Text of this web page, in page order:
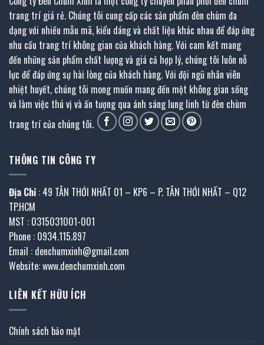
trang trí giá rẻ. Chúng tôi cung cấp các sản phẩm đèn chùm đa
dạng với nhiều mẫu mã, kiểu dáng và chất liệu khác nhau để đáp ứng
nhu cầu trang trí không gian của khách hàng. Với cam kết mang
đến những sản phẩm chất lượng và giá cả hợp lý, chúng tôi luôn nỗ
lực để đáp ứng sự hài lòng của khách hàng. Với đội ngũ nhân viên
nhiệt huyết, chúng tôi mong muốn mang đến một không gian sống
và làm việc thú vị và ấn tượng qua ánh sáng lung linh từ đèn chùm
trang trí của chúng tôi.
THÔNG TIN CÔNG TY
Địa Chỉ : 49 TÂN THỚI NHẤT 01 – KP6 – P. TÂN THỚI NHẤT – Q12
TP.HCM
MST : 0315031001-001
Phone : 0934.115.897
Email : denchumxinh@gmail.com
Website: www.denchumxinh.com
LIÊN KẾT HỮU ÍCH
Chính sách bảo mật